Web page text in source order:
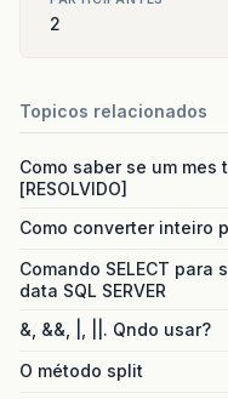
2
Topicos relacionados
Como saber se um mes
[RESOLVIDO]
Como converter inteiro
Comando SELECT
data SQL SERVER
&, &&, |, ||. Qndo usar?
O método split